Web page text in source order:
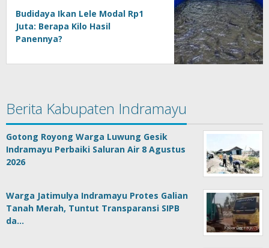
Budidaya Ikan Lele Modal Rp1
Juta: Berapa Kilo Hasil
Panennya?
Berita Kabupaten Indramayu
Gotong Royong Warga Luwung Gesik
Indramayu Perbaiki Saluran Air 8 Agustus
2026
Warga Jatimulya Indramayu Protes Galian
Tanah Merah, Tuntut Transparansi SIPB
da…